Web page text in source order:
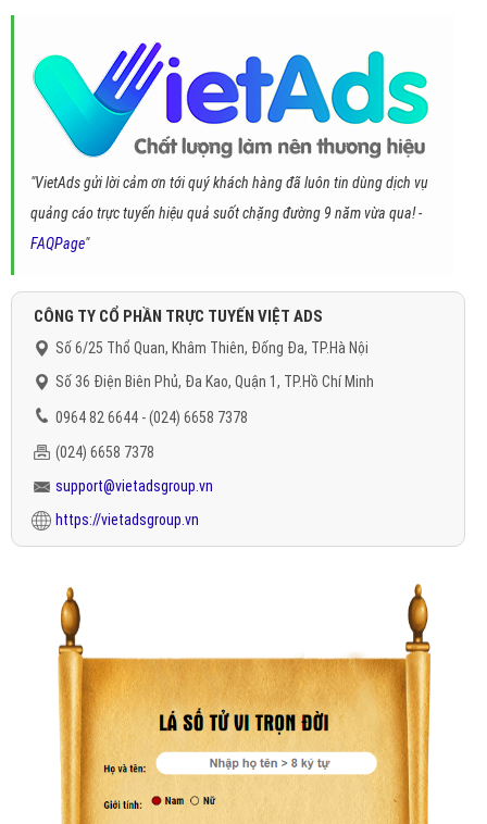
"VietAds gửi lời cảm ơn tới quý khách hàng đã luôn tin dùng dịch vụ
quảng cáo trực tuyến hiệu quả suốt chặng đường 9 năm vừa qua! -
FAQPage"
CÔNG TY CỔ PHẦN TRỰC TUYẾN VIỆT ADS
Số 6/25 Thổ Quan, Khâm Thiên, Đống Đa, TP.Hà Nội
Số 36 Điện Biên Phủ, Đa Kao, Quận 1, TP.Hồ Chí Minh
0964 82 6644 - (024) 6658 7378
(024) 6658 7378
support@vietadsgroup.vn
https://vietadsgroup.vn